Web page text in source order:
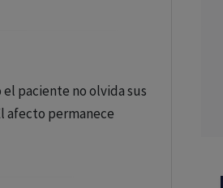
paciente no olvida sus
afecto permanece